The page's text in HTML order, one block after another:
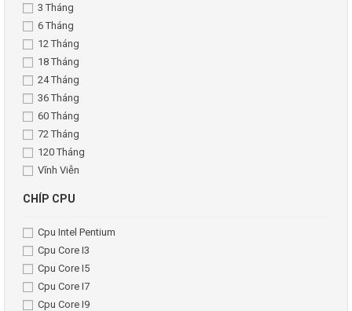
3 Tháng
6 Tháng
12 Tháng
18 Tháng
24 Tháng
36 Tháng
60 Tháng
72 Tháng
120 Tháng
Vĩnh Viễn
CHÍP CPU
Cpu Intel Pentium
Cpu Core I3
Cpu Core I5
Cpu Core I7
Cpu Core I9